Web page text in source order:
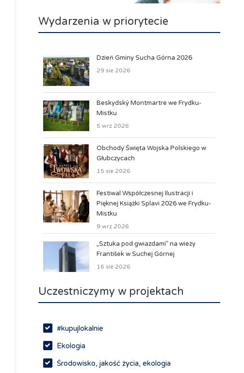
Wydarzenia w priorytecie
Dzień Gminy Sucha Górna 2026
29 sie 2026
Beskydský Montmartre we Frydku-
Mistku
5 wrz 2026
Obchody Święta Wojska Polskiego w
Głubczycach
15 sie 2026
Festiwal Współczesnej Ilustracji i
Pięknej Książki Splavi 2026 we Frydku-
Mistku
9 wrz 2026
„Sztuka pod gwiazdami” na wieży
František w Suchej Górnej
16 sie 2026
Uczestniczymy w projektach
#kupujlokalnie
Ekologia
Środowisko, jakość życia, ekologia